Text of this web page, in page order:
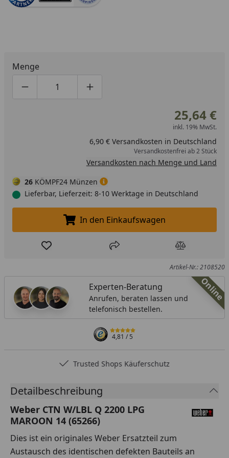
Menge
Produktmenge um eins verringern
Produktmenge manuell eingeben
Produktmenge um eins erhöhen
25,64 €
inkl. 19% MwSt.
6,90 € Versandkosten in Deutschland
Versandkostenfrei ab 2 Stück
Versandkosten nach Menge und Land
26 KÖMPF24 Münzen
Lieferbar, Lieferzeit: 8-10 Werktage in Deutschland
In den Einkaufswagen legen
In den Einkaufswagen
Produkt zur Wunschliste hinzufügen
Teilen Produkt
Artikel-Nr.: 2108520
Online
Experten-Beratung
Anrufen, beraten lassen und
telefonisch bestellen.
4,81/ 5
Trusted Shops Käuferschutz
Detailbeschreibung
Weber CTN W/LBL Q 2200 LPG
MAROON 14 (65266)
Dies ist ein originales Weber Ersatzteil zum
Austausch des identischen defekten Bauteils an